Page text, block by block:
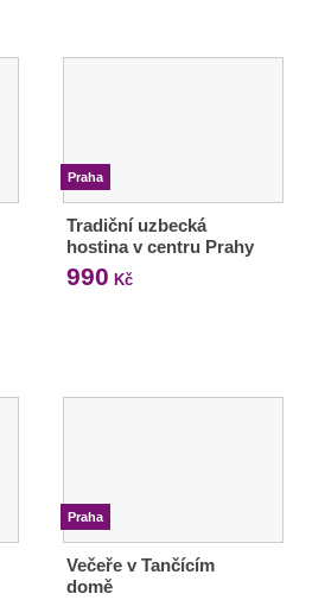
Praha
Tradiční uzbecká
hostina v centru Prahy
990 Kč
Praha
Večeře v Tančícím
domě